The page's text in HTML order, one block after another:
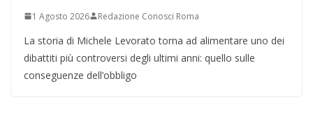
1 Agosto 2026 Redazione Conosci Roma
La storia di Michele Levorato torna ad alimentare uno dei
dibattiti più controversi degli ultimi anni: quello sulle
conseguenze dell’obbligo